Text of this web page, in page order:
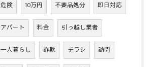
危険 10万円 不要品処分 即日対応
アパート 料金 引っ越し業者
一人暮らし 詐欺 チラシ 訪問